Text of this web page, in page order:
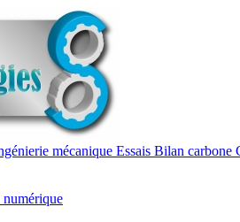
mécanique Essais Bilan carbone
numérique